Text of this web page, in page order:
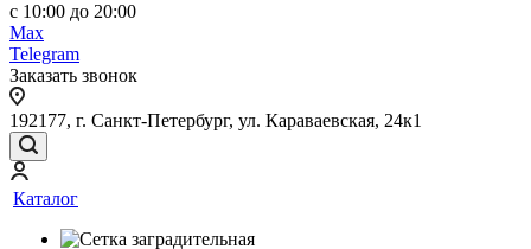
с 10:00 до 20:00
Max
Telegram
Заказать звонок
192177, г. Санкт-Петербург, ул. Караваевская, 24к1
Каталог